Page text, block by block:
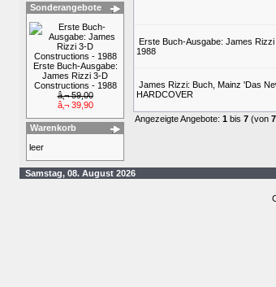
Sonderangebote
Erste Buch-Ausgabe:
James Rizzi 3-D
Constructions - 1988
â‚¬ 59,00
â‚¬ 39,90
Warenkorb
leer
Erste Buch-Ausgabe: James
1988
James Rizzi: Buch, Mainz 'Das
HARDCOVER
Angezeigte Angebote: 1 bis 7 (von 7
Samstag, 08. August 2026